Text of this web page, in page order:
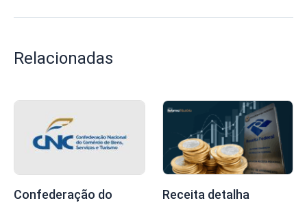
Relacionadas
Confederação do
Receita detalha